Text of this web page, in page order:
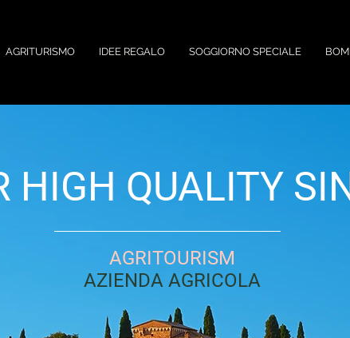
AGRITURISMO IDEE REGALO SOGGIORNO SPECIALE
HIGH QUALITY
AGRITOURISM
AZIENDA AGRICOLA